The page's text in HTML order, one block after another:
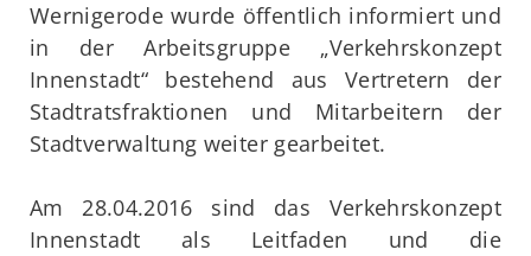
Wernigerode wurde öffentlich informiert und
in der Arbeitsgruppe „Verkehrskonzept
Innenstadt“ bestehend aus Vertretern der
Stadtratsfraktionen und Mitarbeitern der
Stadtverwaltung weiter gearbeitet.
Am 28.04.2016 sind das Verkehrskonzept
Innenstadt als Leitfaden und die